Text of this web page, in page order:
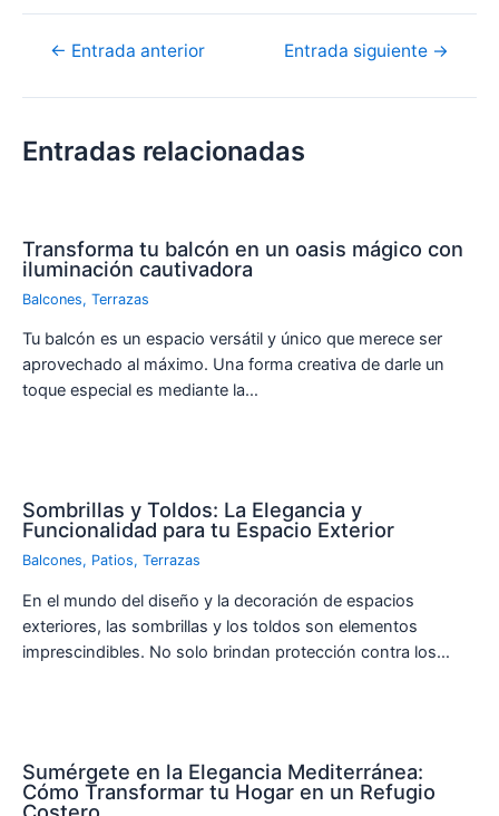
Navegación
entradas
← Entrada anterior Entrada siguiente →
Entradas relacionadas
Transforma tu balcón en un oasis mágico con
iluminación cautivadora
Balcones, Terrazas
Tu balcón es un espacio versátil y único que merece ser
aprovechado al máximo. Una forma creativa de darle un
toque especial es mediante la…
Sombrillas y Toldos: La Elegancia y
Funcionalidad para tu Espacio Exterior
Balcones, Patios, Terrazas
En el mundo del diseño y la decoración de espacios
exteriores, las sombrillas y los toldos son elementos
imprescindibles. No solo brindan protección contra los…
Sumérgete en la Elegancia Mediterránea:
Cómo Transformar tu Hogar en un Refugio